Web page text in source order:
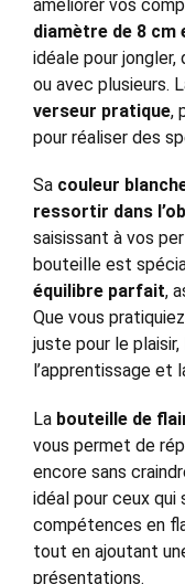
améliorer vos
diamètre de 8 cm
idéale pour
ou avec plusieurs.
verseur pratique,
pour réaliser des
Sa couleur
ressortir dans
saisissant à vos
bouteille est
équilibre parfait,
Que vous
juste pour le
l’apprentissage et
La bouteille de
vous permet de
encore sans
idéal pour ceux qui
compétences en
tout en ajoutant
présentations.